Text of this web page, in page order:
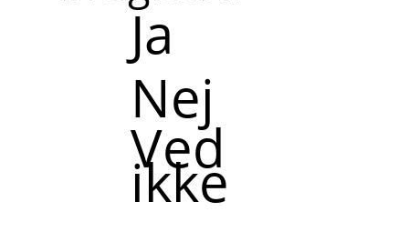
Ja
Nej
Ved
ikke